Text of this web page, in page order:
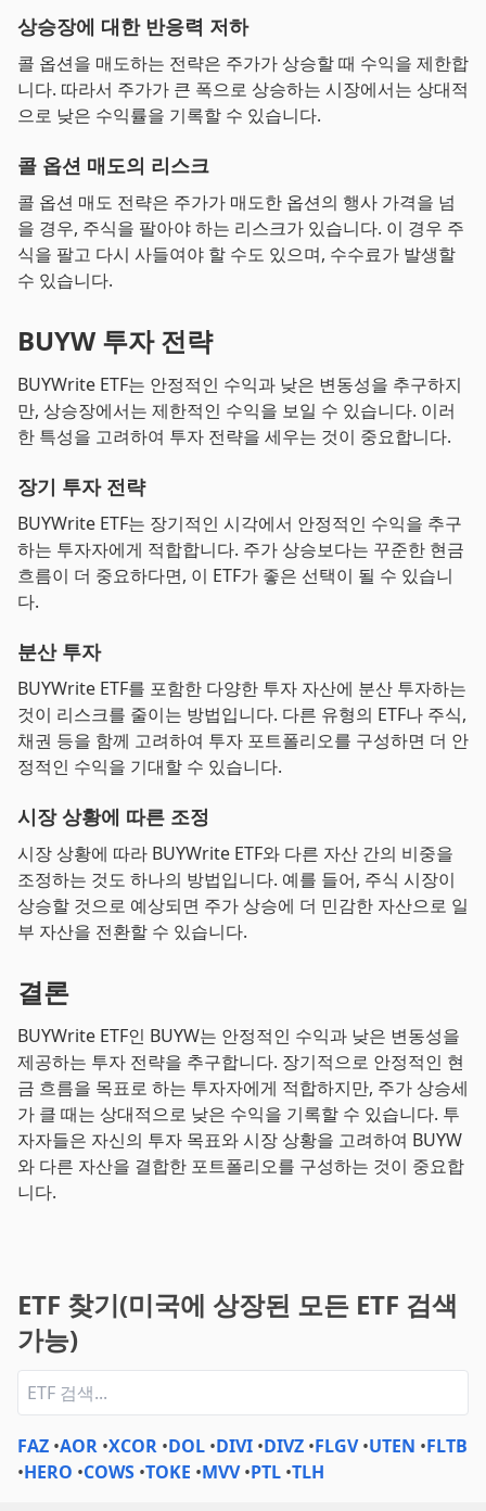
상승장에 대한 반응력 저하
콜 옵션을 매도하는 전략은 주가가 상승할 때 수익을 제한합
니다. 따라서 주가가 큰 폭으로 상승하는 시장에서는 상대적
으로 낮은 수익률을 기록할 수 있습니다.
콜 옵션 매도의 리스크
콜 옵션 매도 전략은 주가가 매도한 옵션의 행사 가격을 넘
을 경우, 주식을 팔아야 하는 리스크가 있습니다. 이 경우 주
식을 팔고 다시 사들여야 할 수도 있으며, 수수료가 발생할
수 있습니다.
BUYW 투자 전략
BUYWrite ETF는 안정적인 수익과 낮은 변동성을 추구하지
만, 상승장에서는 제한적인 수익을 보일 수 있습니다. 이러
한 특성을 고려하여 투자 전략을 세우는 것이 중요합니다.
장기 투자 전략
BUYWrite ETF는 장기적인 시각에서 안정적인 수익을 추구
하는 투자자에게 적합합니다. 주가 상승보다는 꾸준한 현금
흐름이 더 중요하다면, 이 ETF가 좋은 선택이 될 수 있습니
다.
분산 투자
BUYWrite ETF를 포함한 다양한 투자 자산에 분산 투자하는
것이 리스크를 줄이는 방법입니다. 다른 유형의 ETF나 주식,
채권 등을 함께 고려하여 투자 포트폴리오를 구성하면 더 안
정적인 수익을 기대할 수 있습니다.
시장 상황에 따른 조정
시장 상황에 따라 BUYWrite ETF와 다른 자산 간의 비중을
조정하는 것도 하나의 방법입니다. 예를 들어, 주식 시장이
상승할 것으로 예상되면 주가 상승에 더 민감한 자산으로 일
부 자산을 전환할 수 있습니다.
결론
BUYWrite ETF인 BUYW는 안정적인 수익과 낮은 변동성을
제공하는 투자 전략을 추구합니다. 장기적으로 안정적인 현
금 흐름을 목표로 하는 투자자에게 적합하지만, 주가 상승세
가 클 때는 상대적으로 낮은 수익을 기록할 수 있습니다. 투
자자들은 자신의 투자 목표와 시장 상황을 고려하여 BUYW
와 다른 자산을 결합한 포트폴리오를 구성하는 것이 중요합
니다.
ETF 찾기(미국에 상장된 모든 ETF 검색
가능)
FAZ •AOR •XCOR •DOL •DIVI •DIVZ •FLGV •UTEN •FLTB
•HERO •COWS •TOKE •MVV •PTL •TLH